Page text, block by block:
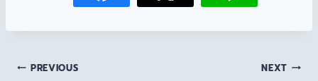
PREVIOUS NEXT